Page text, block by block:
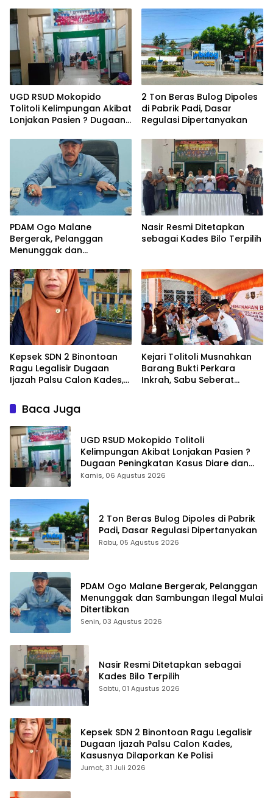
UGD RSUD Mokopido
Tolitoli Kelimpungan Akibat
Lonjakan Pasien ? Dugaan
dan Muntaber Tuai
2 Ton Beras Bulog Dipoles
di Pabrik Padi, Dasar
Regulasi Dipertanyakan
PDAM Ogo Malane
Bergerak, Pelanggan
Menunggak dan
Ditertibkan
Nasir Resmi Ditetapkan
sebagai Kades Bilo Terpilih
Kepsek SDN 2 Binontoan
Ragu Legalisir Dugaan
Ijazah Palsu Calon Kades,
Polisi
Kejari Tolitoli Musnahkan
Barang Bukti Perkara
Inkrah, Sabu Seberat
Baca Juga
UGD RSUD Mokopido Tolitoli
Kelimpungan Akibat Lonjakan Pasien ?
Dugaan Peningkatan Kasus Diare dan
Muntaber Tuai Sorotan
Kamis, 06 Agustus 2026
2 Ton Beras Bulog Dipoles di Pabrik
Padi, Dasar Regulasi Dipertanyakan
Rabu, 05 Agustus 2026
PDAM Ogo Malane Bergerak, Pelanggan
Menunggak dan Sambungan Ilegal Mulai
Ditertibkan
Senin, 03 Agustus 2026
Nasir Resmi Ditetapkan sebagai
Kades Bilo Terpilih
Sabtu, 01 Agustus 2026
Kepsek SDN 2 Binontoan Ragu Legalisir
Dugaan Ijazah Palsu Calon Kades,
Kasusnya Dilaporkan Ke Polisi
Jumat, 31 Juli 2026